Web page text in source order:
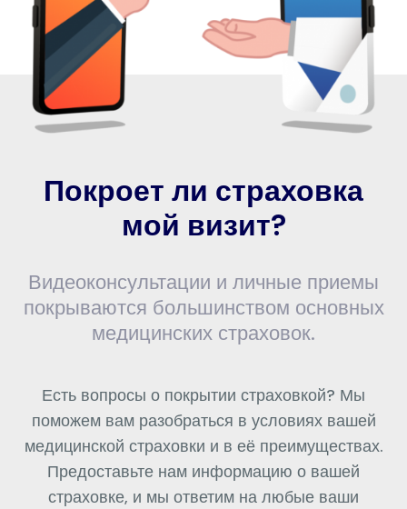
Покроет ли страховка
мой визит?
Видеоконсультации и личные приемы
покрываются большинством основных
медицинских страховок.
Есть вопросы о покрытии страховкой? Мы
поможем вам разобраться в условиях вашей
медицинской страховки и в её преимуществах.
Предоставьте нам информацию о вашей
страховке, и мы ответим на любые ваши